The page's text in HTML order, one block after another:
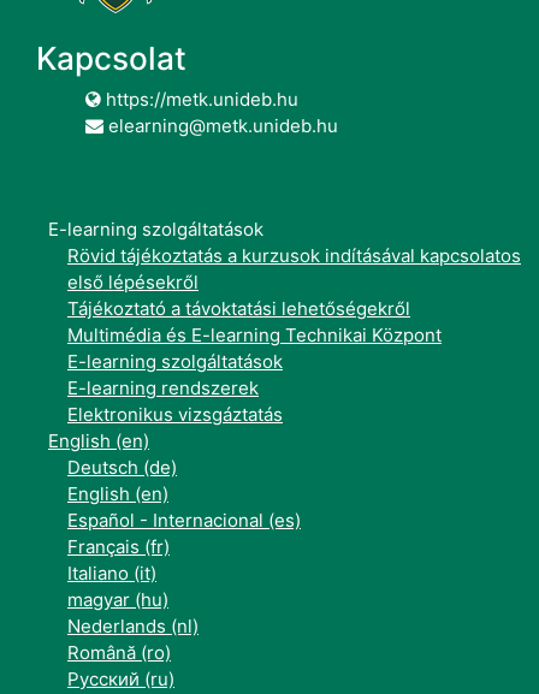
Kapcsolat
https://metk.unideb.hu
elearning@metk.unideb.hu
E-learning szolgáltatások
Rövid tájékoztatás a kurzusok indításával kapcsolatos
első lépésekről
Tájékoztató a távoktatási lehetőségekről
Multimédia és E-learning Technikai Központ
E-learning szolgáltatások
E-learning rendszerek
Elektronikus vizsgáztatás
English ‎(en)‎
Deutsch ‎(de)‎
English ‎(en)‎
Español - Internacional ‎(es)‎
Français ‎(fr)‎
Italiano ‎(it)‎
magyar ‎(hu)‎
Nederlands ‎(nl)‎
Română ‎(ro)‎
Русский ‎(ru)‎